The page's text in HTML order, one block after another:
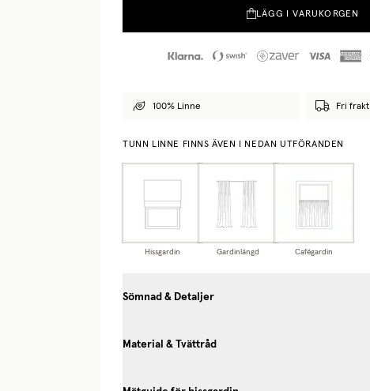
LÄGG I VARUKORGEN
100% Linne Fri frakt
TUNN LINNE FINNS ÄVEN I NEDAN UTFÖRANDEN
Hissgardin Gardinlängd Cafégardin
Sömnad & Detaljer
Material & Tvättråd